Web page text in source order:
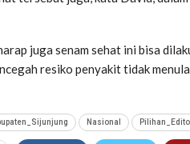
juga senam sehat ini bisa
resiko penyakit tidak
Nasional